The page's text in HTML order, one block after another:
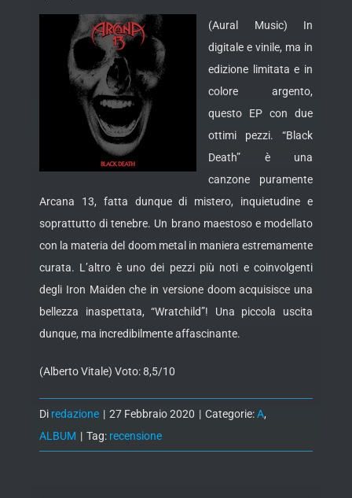
(Aural Music) In
digitale e vinile, ma in
edizione limitata e in
colore argento,
questo EP con due
ottimi pezzi. “Black
Death” è una
canzone puramente
Arcana 13, fatta dunque di mistero, inquietudine e
soprattutto di tenebre. Un brano maestoso e modellato
con la materia del doom metal in maniera estremamente
curata. L’altro è uno dei pezzi più noti e coinvolgenti
degli Iron Maiden che in versione doom acquisisce una
bellezza inaspettata, “Wratchild”! Una piccola uscita
dunque, ma incredibilmente affascinante.
(Alberto Vitale) Voto: 8,5/10
Di redazione | 27 Febbraio 2020 | Categorie:A,
ALBUM | Tag: recensione